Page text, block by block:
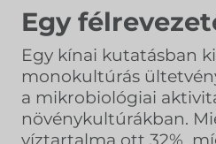
Egy
Egy kínai kutatásban
monokultúrás
a mikrobiológiai
növénykultúrákban.
víztartalma ott 32%,